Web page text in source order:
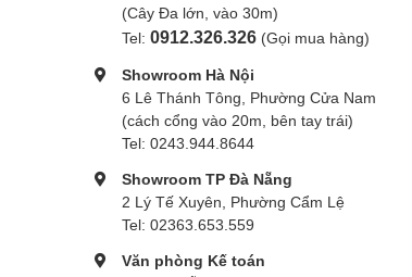
(Cây Đa lớn, vào 30m)
Tel: 0912.326.326 (Gọi mua hàng)
Showroom Hà Nội
6 Lê Thánh Tông, Phường Cửa Nam
(cách cổng vào 20m, bên tay trái)
Tel: 0243.944.8644
Showroom TP Đà Nẵng
2 Lý Tế Xuyên, Phường Cẩm Lệ
Tel: 02363.653.559
Văn phòng Kế toán